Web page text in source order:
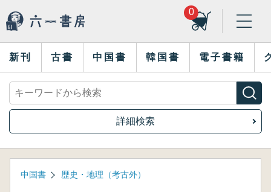
0
新刊 古書 中国書 韓国書 電子書籍
詳細検索
中国書 歴史・地理（考古外）